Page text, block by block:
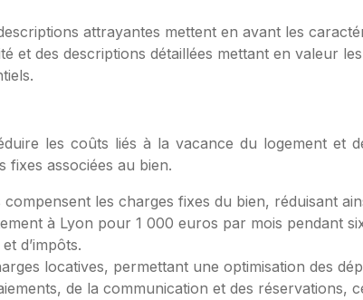
attrayantes mettent en avant les
et des descriptions détaillées mettant en valeur
les coûts liés à la vacance du logement et
fixes associées au bien.
les charges fixes du bien, réduisant
à Lyon pour 1 000 euros par mois pendant
d’impôts.
locatives, permettant une optimisation des
de la communication et des réservations,